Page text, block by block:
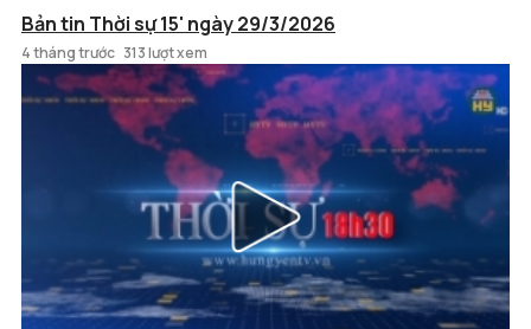
Bản tin Thời sự 15' ngày 29/3/2026
4 tháng trước 313 lượt xem